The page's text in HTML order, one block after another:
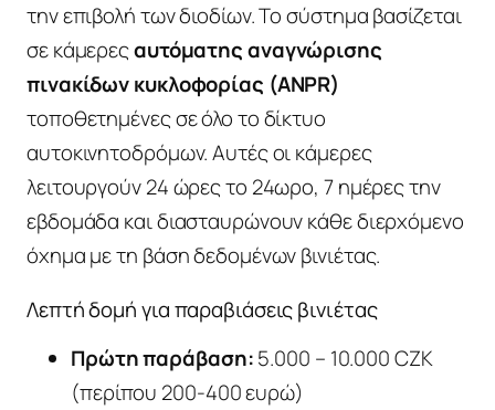
την επιβολή των διοδίων. Το σύστημα βασίζεται
σε κάμερεςαυτόματης αναγνώρισης
πινακίδων κυκλοφορίας (ANPR)
τοποθετημένες σε όλο το δίκτυο
αυτοκινητοδρόμων. Αυτές οι κάμερες
λειτουργούν 24 ώρες το 24ωρο, 7 ημέρες την
εβδομάδα και διασταυρώνουν κάθε διερχόμενο
όχημα με τη βάση δεδομένων βινιέτας.
Λεπτή δομή για παραβιάσεις βινιέτας
Πρώτη παράβαση:5.000 – 10.000 CZK
(περίπου 200-400 ευρώ)